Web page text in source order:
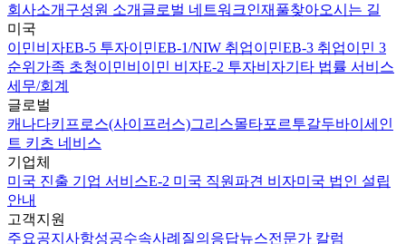
회사소개 구성원 소개 글로벌 네트워크인재풀찾아오시는 길
미국
이민비자EB-5 투자이민EB-1/NIW 취업이민EB-3 취업이민 3
순위 가족 초청이민비이민 비자E-2 투자비자기타 법률 서비스
세무/회계
글로벌
캐나다키프로스(사이프러스)그리스몰타포르투갈두바이 세인
트 키츠 네비스
기업체
미국 진출 기업 서비스E-2 미국 직원파견 비자미국 법인 설립
안내
고객지원
주요공지사항성공수속사례 질의응답뉴스전문가 칼럼